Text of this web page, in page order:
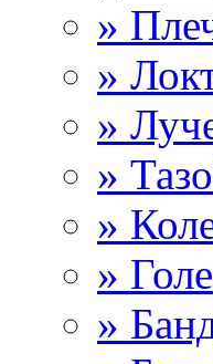
»
»
»
»
»
»
»